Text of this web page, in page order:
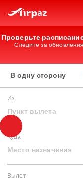
Проверьте
Следите за
В одну сторону
Из
Пункт вылета
Куда
Место назначения
Вылет